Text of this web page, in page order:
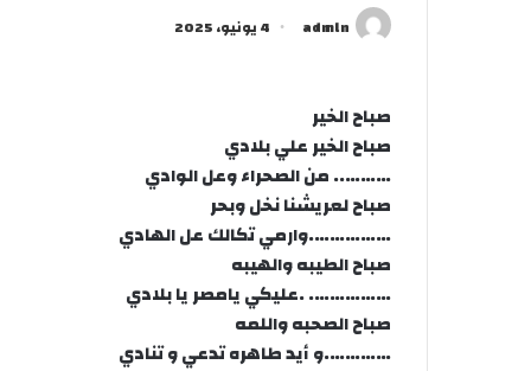
admln 4 يونيو، 2025
صباح الخير
صباح الخير علي بلادي
……….. من الصحراء وعل الوادي
صباح لعريشنا نخل وبحر
…………….وارمي تكالك عل الهادي
صباح الطيبه والهيبه
……………. .عليكي يامصر يا بلادي
صباح الصحبه واللمه
………….و أيد طاهره تدعي و تنادي